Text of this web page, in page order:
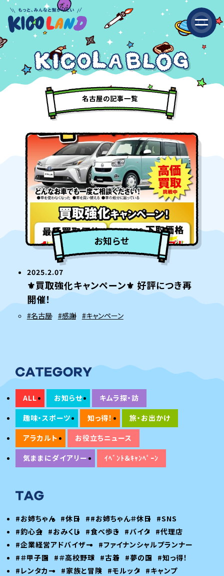
名古屋の記事一覧
お知らせ
2025.2.07
⚜買取強化キャンペーン⚜ 好評につき再
開催！
#名古屋 #感謝 #キャンペーン
ALL お知らせ
キムラ探・訪
趣味・スポーツ
知っ得！
旅・お出かけ
アラカルト
お役立ちニュース
気ままにダイアリー
ｲﾍﾞﾝﾄ＆ｷｬﾝﾍﾟｰﾝ
#お姉ちゃん #休日 ##お姉ちゃん＃休日
#SNS
#釣心会 #おみくじ #食べ歩き #バイク #代理店
#企業経営アドバイザー
#ファイナンシャルプランナー
#＃甲子園
#＃高校野球 #古着 #夢の国
#知っ得！
#レンタカー
#家族と冒険 #モルック #キャンプ